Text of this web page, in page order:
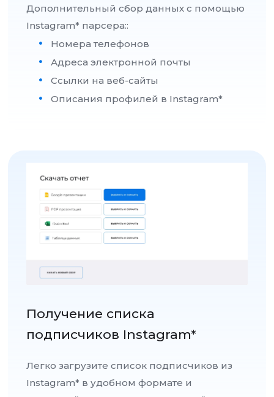
Дополнительный сбор данных с помощью
Instagram* парсера::
Номера телефонов
Адреса электронной почты
Ссылки на веб-сайты
Описания профилей в Instagram*
Получение списка
подписчиков Instagram*
Легко загрузите список подписчиков из
Instagram* в удобном формате и